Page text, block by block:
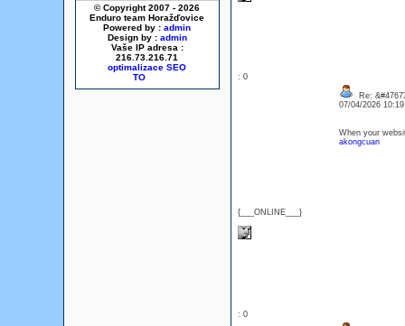
© Copyright 2007 - 2026
Enduro team Horažďovice
Powered by : admin
Design by : admin
Vaše IP adresa :
216.73.216.71
optimalizace SEO
: 0
{___ONLINE___}
Re:
07/04/2026
When your
akongcuan
: 0